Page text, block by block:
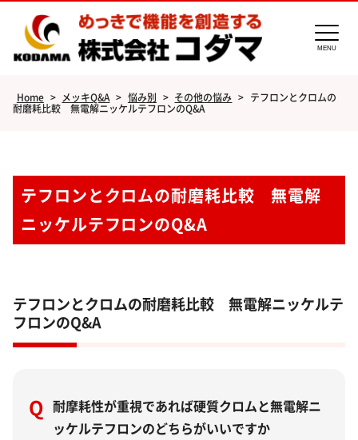
MENU
Home > メッキQ&A > 悩み別 > その他の悩み > テフロンとクロムの
耐磨耗比較 無電解ニッケルテフロンのQ&A
テフロンとクロムの耐磨耗比較 無電解
ニッケルテフロンのQ&A
テフロンとクロムの耐磨耗比較 無電解ニッケルテ
フロンのQ&A
Q 耐摩耗性が重視であれば硬質クロムと無電解ニ
ッケルテフロンのどちらがいいですか